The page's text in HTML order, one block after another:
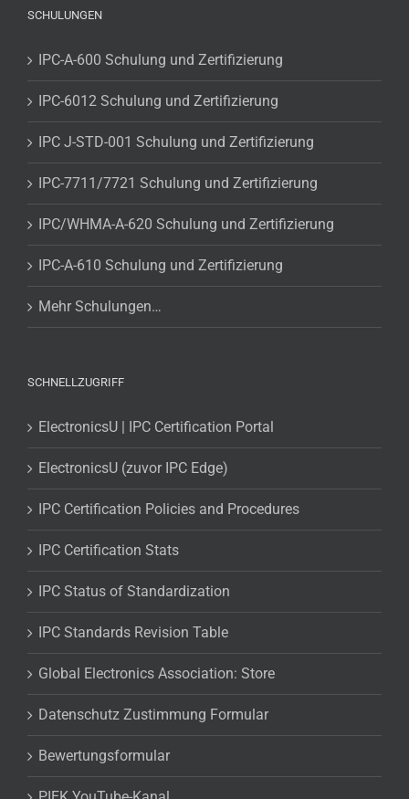
SCHULUNGEN
IPC-A-600 Schulung und Zertifizierung
IPC-6012 Schulung und Zertifizierung
IPC J-STD-001 Schulung und Zertifizierung
IPC-7711/7721 Schulung und Zertifizierung
IPC/WHMA-A-620 Schulung und Zertifizierung
IPC-A-610 Schulung und Zertifizierung
Mehr Schulungen…
SCHNELLZUGRIFF
ElectronicsU | IPC Certification Portal
ElectronicsU (zuvor IPC Edge)
IPC Certification Policies and Procedures
IPC Certification Stats
IPC Status of Standardization
IPC Standards Revision Table
Global Electronics Association: Store
Datenschutz Zustimmung Formular
Bewertungsformular